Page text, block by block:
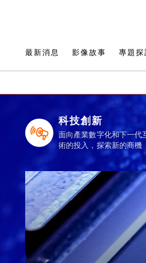
最新消息 影像故事 專題探
科技創新
面向產業數字化和下一代
術的投入，探索新的商機